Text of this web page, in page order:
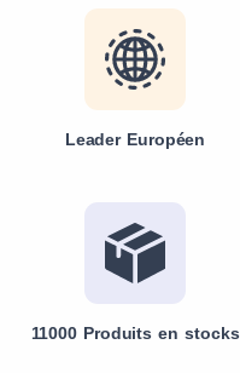
Leader Européen
11000 Produits en stocks